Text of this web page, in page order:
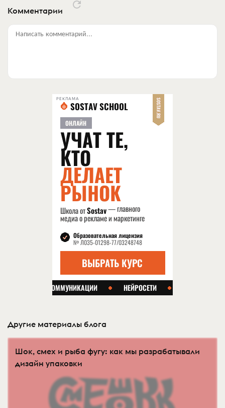
Комментарии
Написать комментарий...
РЕКЛАМА
Другие материалы блога
Шок, смех и рыба фугу: как мы разрабатывали
дизайн упаковки